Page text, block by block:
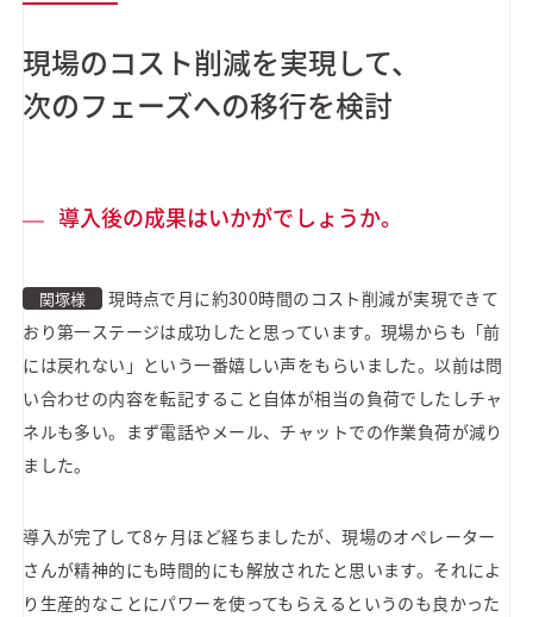
現場のコスト削減を実現して、
次のフェーズへの移行を検討
導入後の成果はいかがでしょうか。
関塚様
現時点で月に約300時間のコスト削減が実現できて
おり第一ステージは成功したと思っています。現場からも「前
には戻れない」という一番嬉しい声をもらいました。以前は問
い合わせの内容を転記すること自体が相当の負荷でしたしチャ
ネルも多い。まず電話やメール、チャットでの作業負荷が減り
ました。
導入が完了して8ヶ月ほど経ちましたが、現場のオペレーター
さんが精神的にも時間的にも解放されたと思います。それによ
り生産的なことにパワーを使ってもらえるというのも良かった